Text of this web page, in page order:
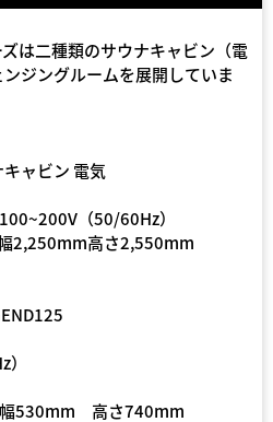
は二種類のサウナキャビン（電
ジングルームを展開していま
ャビン 電気
（50/60Hz）
2,250mm高さ2,550mm
530mm 高さ740mm